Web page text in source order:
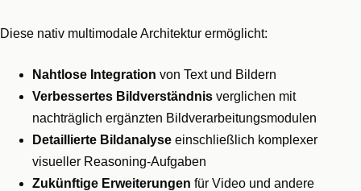
Diese nativ multimodale Architektur ermöglicht:
Nahtlose Integration von Text und Bildern
Verbessertes Bildverständnis verglichen mit
nachträglich ergänzten Bildverarbeitungsmodulen
Detaillierte Bildanalyse einschließlich komplexer
visueller Reasoning-Aufgaben
Zukünftige Erweiterungen für Video und andere